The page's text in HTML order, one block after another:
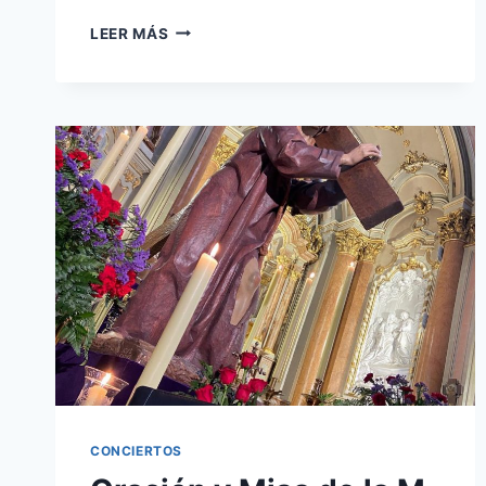
LEER MÁS PROCESIÓN
CONCIERTO
EN
LA
ERMITA
DE
LAS
ANGUSTIAS
CONCIERTOS